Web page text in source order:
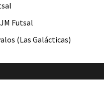
Futsal
(Las Galácticas)